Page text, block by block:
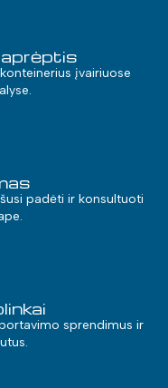
įvairiuose
padėti ir konsultuoti
sprendimus ir